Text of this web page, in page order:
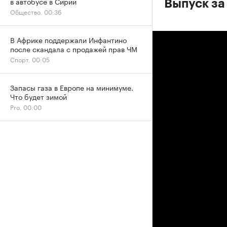
Выпуск
Общество, 00:36
В Африке поддержали Инфантино
после скандала с продажей прав ЧМ
Спорт, 00:05
Запасы газа в Европе на минимуме.
Что будет зимой
Pro, 00:00